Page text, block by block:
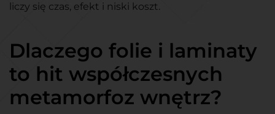
liczy się czas, efekt i niski koszt.
Dlaczego folie i laminaty
to hit współczesnych
metamorfoz wnętrz?